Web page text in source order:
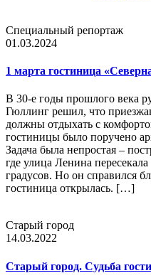
Специальный репортаж
01.03.2024
1 марта гостиница
В 30-е годы прошлого века
Гюллинг решил, что
должны отдыхать с
гостиницы было поручено
Задача была непростая –
где улица Ленина
градусов. Но он справился
гостиница открылась. […]
Старый город
14.03.2022
Старый город. Судьба